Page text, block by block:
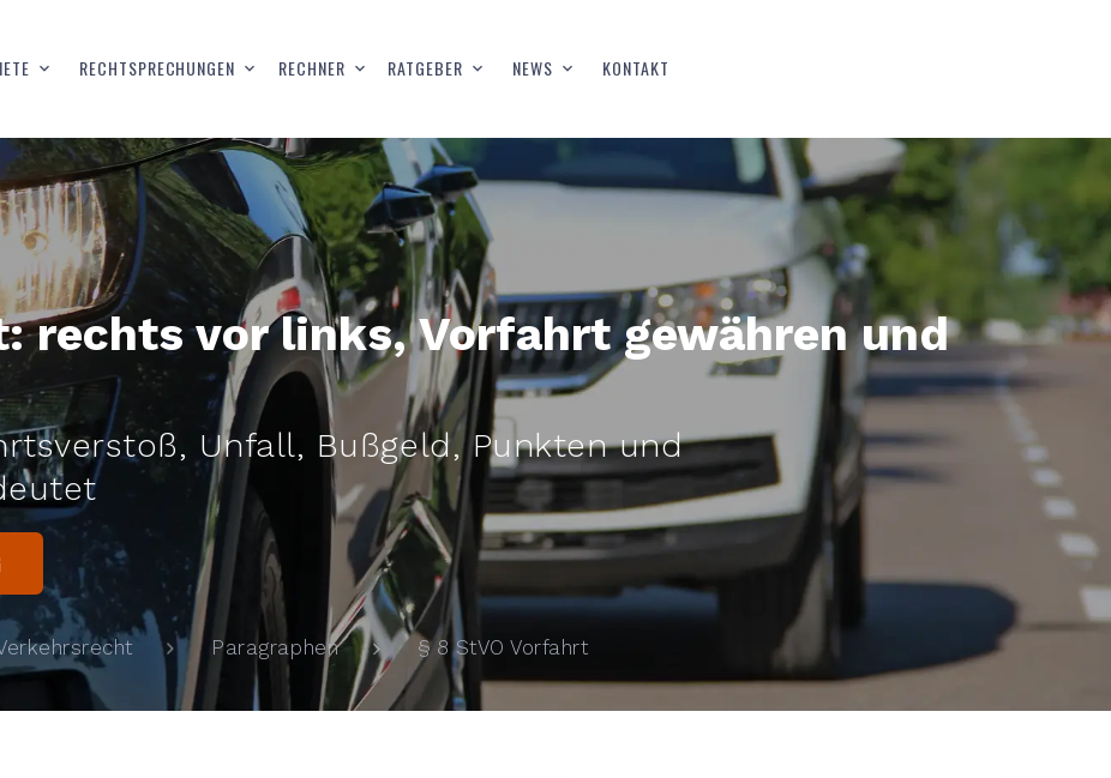
RECHTSPRECHUNGEN RECHNER RATGEBER NEWS KONTAKT
rechts vor links, Vorfahrt gewähren und
Unfall, Bußgeld, Punkten und
Paragraphen § 8 StVO Vorfahrt